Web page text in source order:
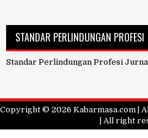
STANDAR PERLINDUNGAN PROFESI
Standar Perlindungan Profesi
Copyright © 2026 Kabarmasa.com |
| All right